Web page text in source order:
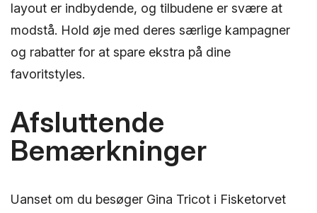
layout er indbydende, og tilbudene er svære at
modstå. Hold øje med deres særlige kampagner
og rabatter for at spare ekstra på dine
favoritstyles.
Afsluttende
Bemærkninger
Uanset om du besøger Gina Tricot i Fisketorvet